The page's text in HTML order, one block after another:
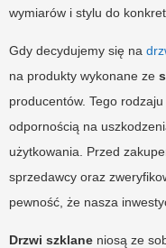
wymiarów i stylu do
Gdy decydujemy się na
na produkty wykonane ze
producentów. Tego
odpornością na
użytkowania. Przed
sprzedawcy oraz
pewność, że nasza
Drzwi szklane niosą ze